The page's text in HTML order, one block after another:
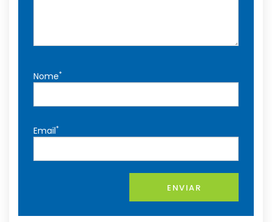
Nome*
Email*
ENVIAR